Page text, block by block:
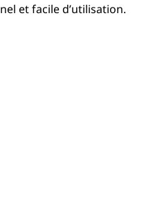
et facile d’utilisation.